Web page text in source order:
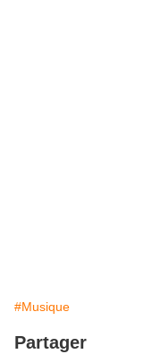
#Musique
Partager